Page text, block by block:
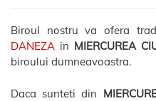
Biroul nostru va ofera
DANEZA in MIERCUREA
biroului dumneavoastra.
Daca sunteti din